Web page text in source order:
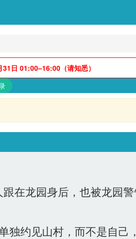
日 01:00–16:00（请知悉）
在龙园身后，也被龙园
约见山村，而不是自己